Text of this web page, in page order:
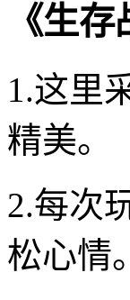
《生
1.这里
精美。
2.每次
松心情。